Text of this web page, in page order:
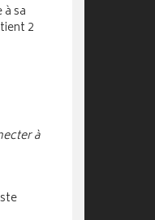
sa
2
à